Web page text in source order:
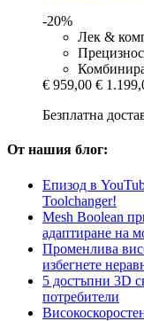
-20%
Лек &
€ 959,00 €
Безплатна
От нашия блог:
Епизод в
Toolchanger!
Mesh Boolean
адаптиране на
Променлива
избегнете
5 достъпни 3D
потребители